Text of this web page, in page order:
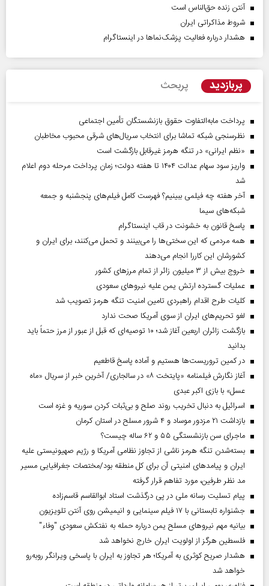
آنتن زنده حق‌الناس است
شروط مذاکراتی ایران
هشدار درباره فعالیت پزشک‌نما‌ها در اینستاگرام
پربازدید پربحث
پرداخت مابه‌التفاوت حقوق بازنشستگان تأمین اجتماعی
نظرسنجی شبکه تماشا برای انتخاب سریال‌های شرقی محبوب مخاطبان
«نظم ایرانی» در تنگه هرمز غیرقابل بازگشت است
واریز سود سهام عدالت ۱۴۰۴ تا هفته دولت؛ زمان پرداخت مرحله دوم اعلام
شد
آخر هفته چه فیلمی ببینیم؟ فهرست کامل فیلم‌های پنجشنبه و جمعه
شبکه‌های سیما
پاسخ قانون به خشونت در قاب اینستاگرام
همه مردمی که این سختی‌ها را می‌بینند و تحمل می‌کنند، برای ایران و
کشورشان این کاررا انجام می‌دهند
خروج بیش از ۳ میلیون زائر از تمام مرز‌های کشور
عملیات گسترده ارتش یمن علیه نیروهای سعودی
کلیات طرح اقدام راهبردی تامین امنیت تنگه هرمز تصویب شد
لغو تحریم‌های ایران از سوی آمریکا صحت ندارد
بازگشت زائران اربعین آغاز شد؛ ۱۰ توصیه‌ای که قبل از عبور از مرز حتماً باید
بدانید
در کمین تروریست‌ها هستیم و آماده پاسخ قاطعیم
آغاز نگارش فیلمنامه «پایتخت ۸» در سالجاری/ آخرین خبر از سریال «ماه
عسل» با بازی اکبر عبدی
اسرائیل به دنبال تخریب روند صلح و بی‌ثبات کردن سوریه و غزه است
بازداشت ۲۱ مزدور موساد و ۴ شرور مسلح در استان کرمان
ماجرای سن بازنشستگی ۵۵ و ۶۲ ساله چیست؟
بسته‌شدن تنگه هرمز ناشی از تجاوز نظامی آمریکا و رژیم صهیونیستی علیه
ایران و پیامد‌های امنیتی آن برای کل منطقه بود/مختصات جغرافیایی مسیر
مد نظر طرفین، مورد تفاهم قرار گرفته
پیام تسلیت رسانه ملی در پی درگذشت استاد ابوالقاسم قاسم‌زاده
جشنواره تابستانی با ۱۷ فیلم سینمایی و انیمیشن روی آنتن تلویزیون
بیانیه مهم نیروهای مسلح یمن درباره حمله به نفتکش سعودی "وفاء"
فلسطین هرگز از اولویت ایران خارج نخواهد شد
هشدار صریح کوثری به آمریکا؛ هر تجاوز به ایران با پاسخی ویرانگر روبه‌رو
خواهد شد